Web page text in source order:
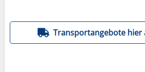
Transportangebote hier